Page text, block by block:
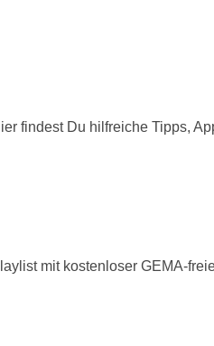
findest Du hilfreiche Tipps,
mit kostenloser GEMA-